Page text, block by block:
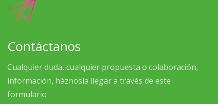
Contáctanos
Cualquier duda, cualquier propuesta o colaboración,
información, háznosla llegar a través de este
formulario